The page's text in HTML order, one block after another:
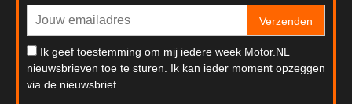
Verzenden
Ik geef toestemming om mij iedere week Motor.NL
nieuwsbrieven toe te sturen. Ik kan ieder moment opzeggen
via de nieuwsbrief.